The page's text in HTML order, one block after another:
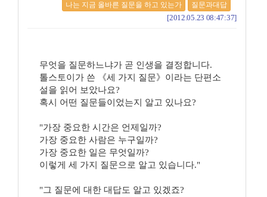
나는 지금 올바른 질문을 하고 있는가
질문과대답
[2012.05.23 08:47:37]
무엇을 질문하느냐가 곧 인생을 결정합니다.
톨스토이가 쓴 《세 가지 질문》이라는 단편소
설을 읽어 보았나요?
혹시 어떤 질문들이었는지 알고 있나요?
"가장 중요한 시간은 언제일까?
가장 중요한 사람은 누구일까?
가장 중요한 일은 무엇일까?
이렇게 세 가지 질문으로 알고 있습니다."
"그 질문에 대한 대답도 알고 있겠죠?